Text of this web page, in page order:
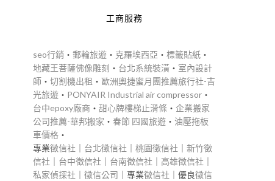
工商服務
seo行銷 ‧ 郵輪旅遊 ‧ 克羅埃西亞 ‧ 標籤貼紙 ‧
地藏王菩薩佛像雕刻 ‧ 台北系統裝潢 ‧ 室內設計
師 ‧ 切割機出租 ‧ 歐洲奧捷蜜月團推薦旅行社-吉
光旅遊 ‧ PONYAIR Industrial air compressor ‧
台中epoxy廠商 ‧ 甜心牌樓梯止滑條 ‧ 企業搬家
公司推薦-華邦搬家 ‧ 春節 四國旅遊 ‧ 油壓拖板
車價格 ‧
專業徵信社 台北徵信社 桃園徵信社
新竹徵
信社
台中徵信社 台南徵信社 高雄徵信社
私家偵探社
徵信公司 ｜專業徵信社 ｜優良徵信